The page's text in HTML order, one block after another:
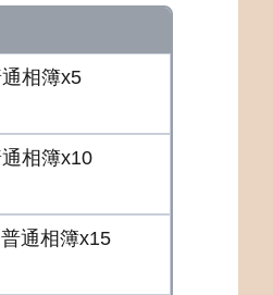
相簿x5
相簿x10
通相簿x15